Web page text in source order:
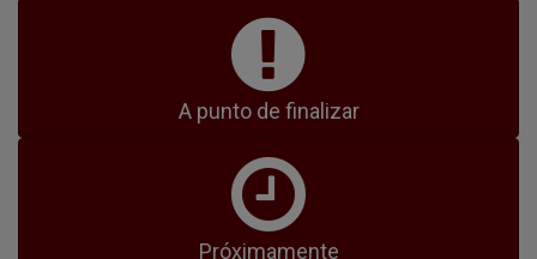
A punto de finalizar
Próximamente